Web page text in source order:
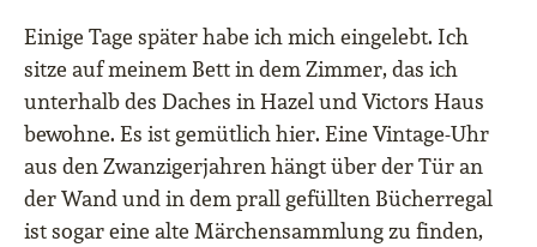
Einige Tage später habe ich mich eingelebt. Ich
sitze auf meinem Bett in dem Zimmer, das ich
unterhalb des Daches in Hazel und Victors Haus
bewohne. Es ist gemütlich hier. Eine Vintage-Uhr
aus den Zwanzigerjahren hängt über der Tür an
der Wand und in dem prall gefüllten Bücherregal
ist sogar eine alte Märchensammlung zu finden,